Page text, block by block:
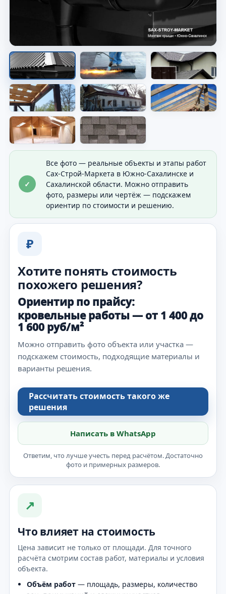
Скатная кровля на доме
Видно форму крыши и общий результат
покрытия.
✓
Все фото — реальные объекты и этапы работ
Сах-Строй-Маркета в Южно-Сахалинске и
Сахалинской области. Можно отправить
фото, размеры или чертёж — подскажем
ориентир по стоимости и решению.
₽
Хотите понять стоимость
похожего решения?
Ориентир по прайсу:
кровельные работы — от 1 400 до
1 600 руб/м²
Можно отправить фото объекта или участка —
подскажем стоимость, подходящие материалы и
варианты решения.
Рассчитать стоимость такого же
решения
Написать в WhatsApp
Ответим, что лучше учесть перед расчётом. Достаточно
фото и примерных размеров.
↗
Что влияет на стоимость
Цена зависит не только от площади. Для точного
расчёта смотрим состав работ, материалы и условия
объекта.
Объём работ — площадь, размеры, количество